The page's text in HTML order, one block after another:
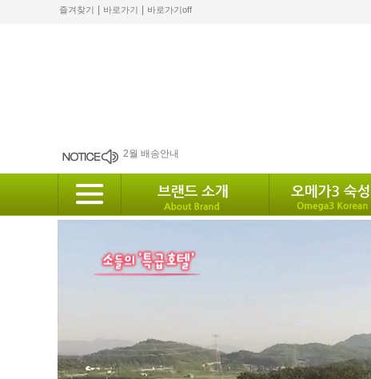
즐겨찾기 바로가기 바로가기off
2024 설 배송안내
배송안내
10월 배송안내